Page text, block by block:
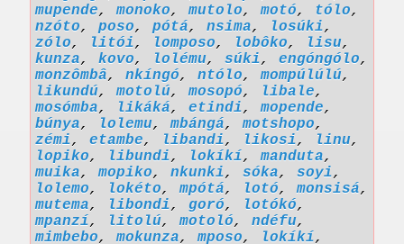
mupende,monoko,mutolo,motó, tólo,
nzóto, poso, pótá, nsima, losúki,
zólo, litói, lomposo, lobôko, lisu,
kunza, kovo, lolému, súki, engóngólo,
monzômbâ, nkíngó, ntólo,mompúlúlú,
likundú,motolú,mosopó, libale,
mosómba, likáká, etindi,mopende,
búnya, lolemu,mbángá,motshopo,
zémi, etambe, libandi, likosi, linu,
lopiko, libundi, lokíkí,manduta,
muika,mopiko, nkunki, sóka, soyi,
lolemo, lokéto,mpótá, lotó,monsisá,
mutema, libondi, goró, lotókó,
mpanzí, litolú,motoló, ndéfu,
mimbebo,mokunza,mposo, lokíkí,